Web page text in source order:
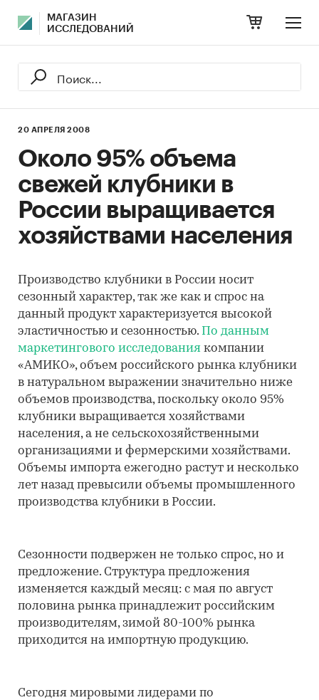
МАГАЗИН
ИССЛЕДОВАНИЙ
20 АПРЕЛЯ 2008
Около 95% объема
свежей клубники в
России выращивается
хозяйствами населения
Производство клубники в России носит
сезонный характер, так же как и спрос на
данный продукт характеризуется высокой
эластичностью и сезонностью. По данным
маркетингового исследования компании
«АМИКО», объем российского рынка клубники
в натуральном выражении значительно ниже
объемов производства, поскольку около 95%
клубники выращивается хозяйствами
населения, а не сельскохозяйственными
организациями и фермерскими хозяйствами.
Объемы импорта ежегодно растут и несколько
лет назад превысили объемы промышленного
производства клубники в России.
Сезонности подвержен не только спрос, но и
предложение. Структура предложения
изменяется каждый месяц: с мая по август
половина рынка принадлежит российским
производителям, зимой 80-100% рынка
приходится на импортную продукцию.
Сегодня мировыми лидерами по